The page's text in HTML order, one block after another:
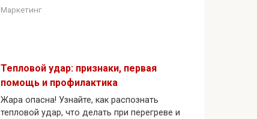
Маркетинг
Тепловой удар: признаки, первая
помощь и профилактика
Жара опасна! Узнайте, как распознать
тепловой удар, что делать при перегреве и